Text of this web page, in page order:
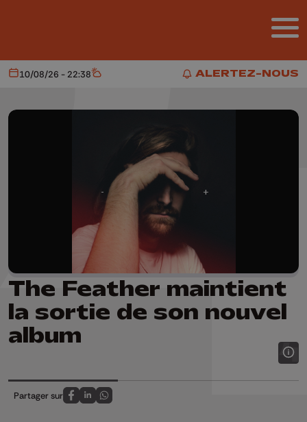
ALERTEZ-NOUS
ALERTEZ-NOUS
Aujourd'hui
10/08/26 - 22:38 Météo
The Feather maintient
la sortie de son nouvel
album
Partager sur
Partagez sur FaceBook
Partagez sur LinkedIn
Partagez sur Whatsapp